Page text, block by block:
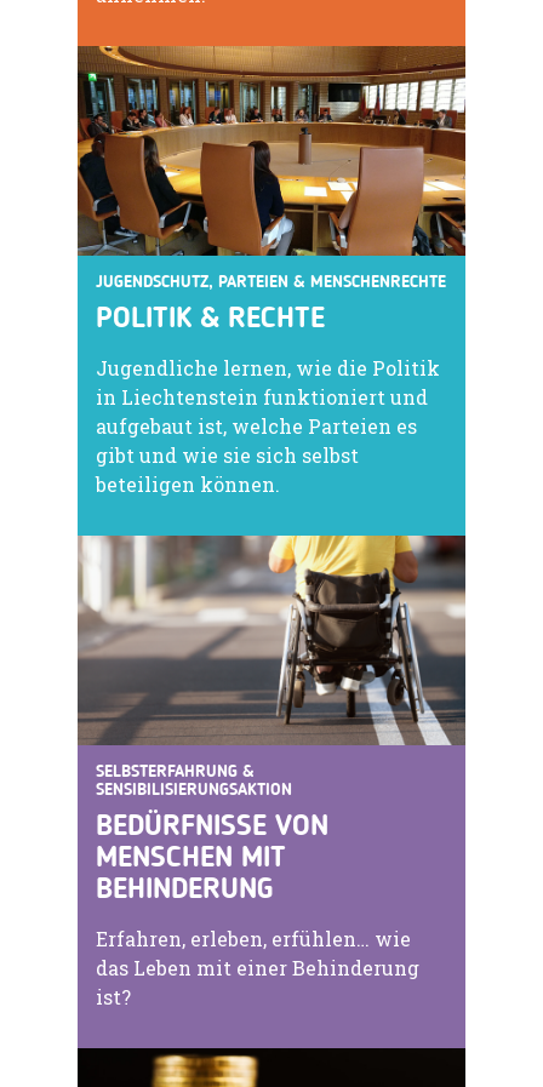
JUGENDSCHUTZ, PARTEIEN & MENSCHENRECHTE
POLITIK & RECHTE
Jugendliche lernen, wie die Politik
in Liechtenstein funktioniert und
aufgebaut ist, welche Parteien es
gibt und wie sie sich selbst
beteiligen können.
SELBSTERFAHRUNG &
SENSIBILISIERUNGSAKTION
BEDÜRFNISSE VON
MENSCHEN MIT
BEHINDERUNG
Erfahren, erleben, erfühlen… wie
das Leben mit einer Behinderung
ist?